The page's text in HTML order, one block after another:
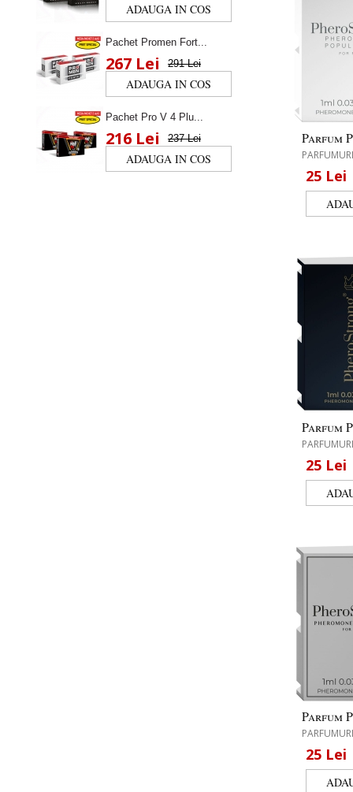
Parfum
25 Lei
Parfum
25 Lei
Parfum
25 Lei
Pachet Promen Fort...
267 Lei 291 Lei
Pachet Pro V 4 Plu...
216 Lei 237 Lei